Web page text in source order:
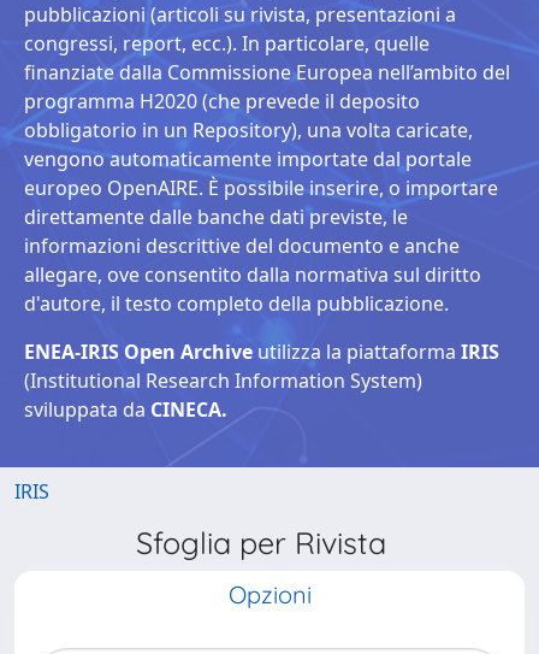
pubblicazioni (articoli su rivista, presentazioni a
congressi, report, ecc.). In particolare, quelle
finanziate dalla Commissione Europea nell’ambito del
programma H2020 (che prevede il deposito
obbligatorio in un Repository), una volta caricate,
vengono automaticamente importate dal portale
europeo OpenAIRE. È possibile inserire, o importare
direttamente dalle banche dati previste, le
informazioni descrittive del documento e anche
allegare, ove consentito dalla normativa sul diritto
d'autore, il testo completo della pubblicazione.
ENEA-IRIS Open Archive utilizza la piattaforma IRIS
(Institutional Research Information System)
sviluppata da CINECA.
IRIS
Sfoglia per Rivista
Opzioni